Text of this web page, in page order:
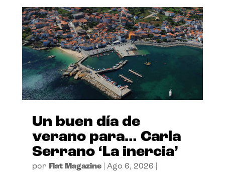
Un buen día de
verano para… Carla
Serrano ‘La inercia’
por Flat Magazine| Ago 6, 2026